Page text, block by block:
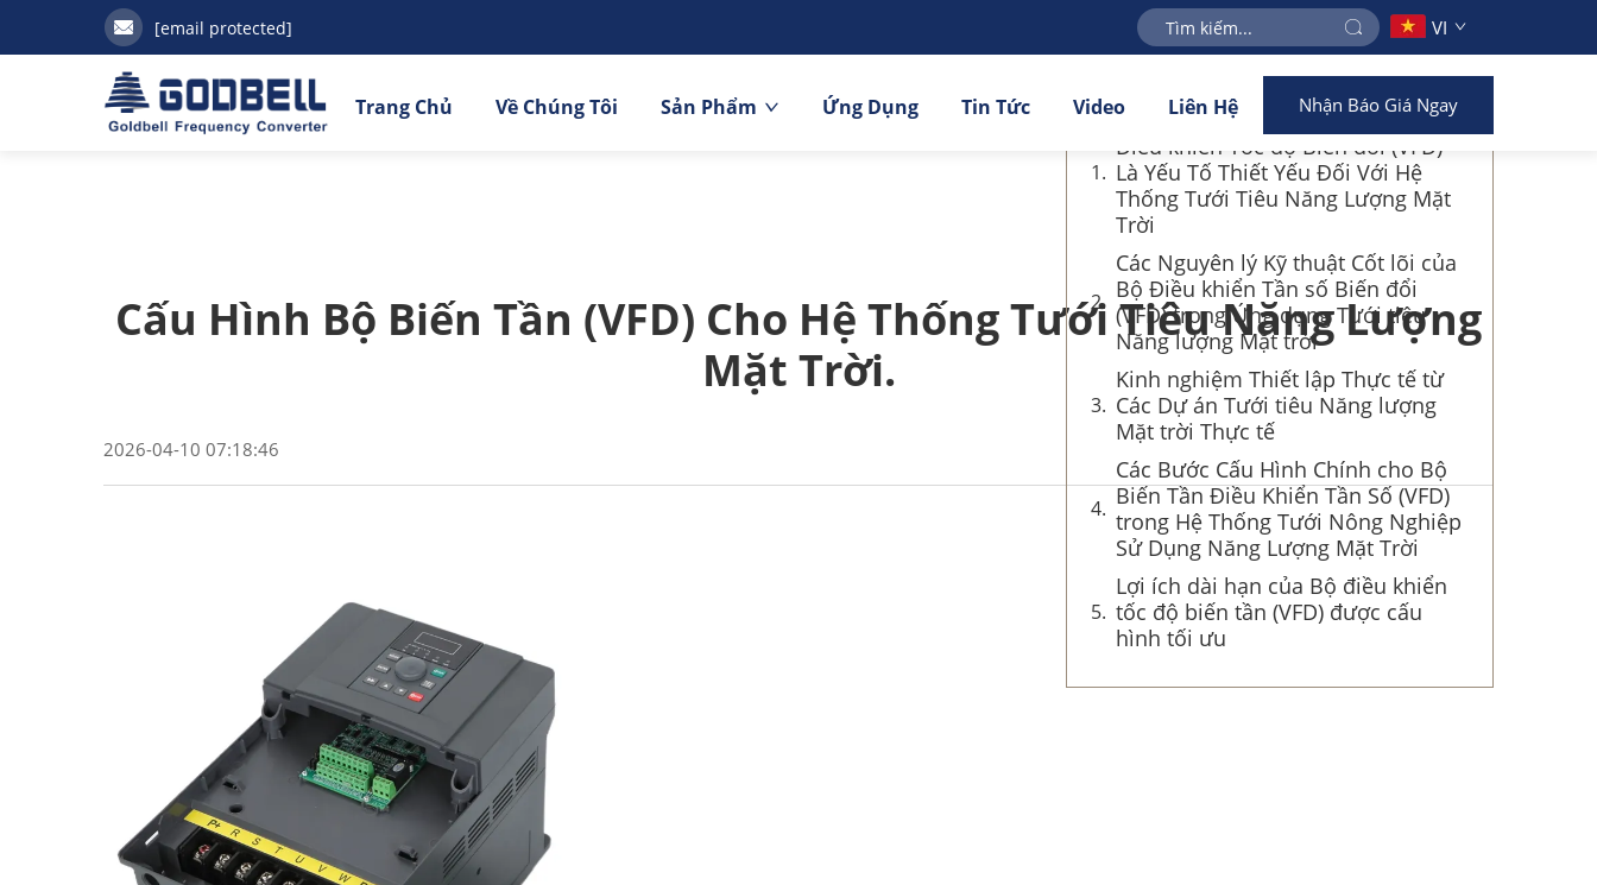
[email protected] VI
Trang Chủ Về Chúng Tôi Sản Phẩm Ứng Dụng Tin Tức Video Liên Hệ Nhận Báo Giá Ngay
Cấu Hình Bộ Biến Tần (VFD) Cho Hệ Thống Tưới Tiêu Năng Lượng
Mặt Trời.
2026-04-10 07:18:46
Mục lục
Tại sao Việc Cấu hình Đúng Bộ
Điều khiển Tốc độ Biến đổi (VFD)
Là Yếu Tố Thiết Yếu Đối Với Hệ
Thống Tưới Tiêu Năng Lượng Mặt
Trời
Các Nguyên lý Kỹ thuật Cốt lõi của
Bộ Điều khiển Tần số Biến đổi
(VFD) trong Ứng dụng Tưới tiêu
Năng lượng Mặt trời
Kinh nghiệm Thiết lập Thực tế từ
Các Dự án Tưới tiêu Năng lượng
Mặt trời Thực tế
Các Bước Cấu Hình Chính cho Bộ
Biến Tần Điều Khiển Tần Số (VFD)
trong Hệ Thống Tưới Nông Nghiệp
Sử Dụng Năng Lượng Mặt Trời
Lợi ích dài hạn của Bộ điều khiển
tốc độ biến tần (VFD) được cấu
hình tối ưu